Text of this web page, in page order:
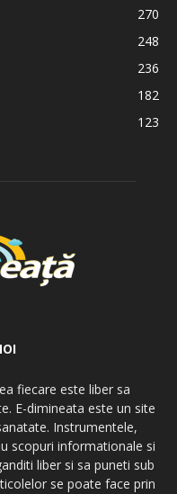
270
248
236
182
123
fiecare este liber sa
E-dimineata este un site
Instrumentele,
scopuri informationale si
liber si sa puneti sub
se poate face prin